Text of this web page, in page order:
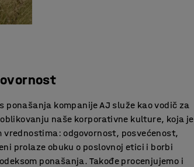
ponašanja kompanije AJ služe kao vodič za
naše korporativne kulture, koja je
vrednostima: odgovornost, posvećenost,
prolaze obuku o poslovnoj etici i borbi
ponašanja. Takođe procenjujemo i